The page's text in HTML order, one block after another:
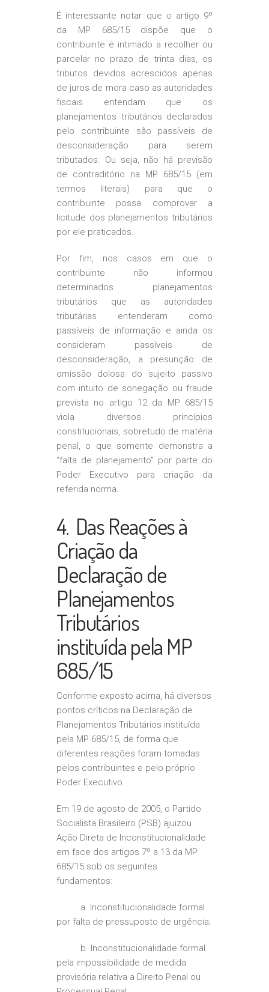
É interessante notar que o artigo 9º
da MP 685/15 dispõe que o
contribuinte é intimado a recolher ou
parcelar no prazo de trinta dias, os
tributos devidos acrescidos apenas
de juros de mora caso as autoridades
fiscais entendam que os
planejamentos tributários declarados
pelo contribuinte são passíveis de
desconsideração para serem
tributados. Ou seja, não há previsão
de contraditório na MP 685/15 (em
termos literais) para que o
contribuinte possa comprovar a
licitude dos planejamentos tributários
por ele praticados.
Por fim, nos casos em que o
contribuinte não informou
determinados planejamentos
tributários que as autoridades
tributárias entenderam como
passíveis de informação e ainda os
consideram passíveis de
desconsideração, a presunção de
omissão dolosa do sujeito passivo
com intuito de sonegação ou fraude
prevista no artigo 12 da MP 685/15
viola diversos princípios
constitucionais, sobretudo de matéria
penal, o que somente demonstra a
“falta de planejamento” por parte do
Poder Executivo para criação da
referida norma.
4. Das Reações à
Criação da
Declaração de
Planejamentos
Tributários
instituída pela MP
685/15
Conforme exposto acima, há diversos
pontos críticos na Declaração de
Planejamentos Tributários instituída
pela MP 685/15, de forma que
diferentes reações foram tomadas
pelos contribuintes e pelo próprio
Poder Executivo.
Em 19 de agosto de 2005, o Partido
Socialista Brasileiro (PSB) ajuizou
Ação Direta de Inconstitucionalidade
em face dos artigos 7º a 13 da MP
685/15 sob os seguintes
fundamentos:
a. Inconstitucionalidade formal
por falta de pressuposto de urgência;
b. Inconstitucionalidade formal
pela impossibilidade de medida
provisória relativa a Direito Penal ou